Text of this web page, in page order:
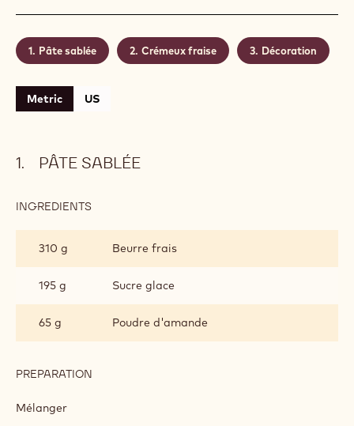
Pâte sablée Crémeux fraise Décoration
Metric US
PÂTE SABLÉE
INGREDIENTS
310 g
Beurre frais
195 g Sucre glace
65 g Poudre d'amande
PREPARATION
Mélanger